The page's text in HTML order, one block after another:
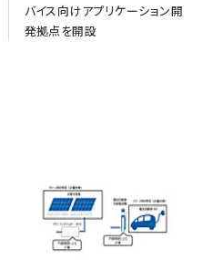
バイス向けアプリケーション開
発拠点を開設